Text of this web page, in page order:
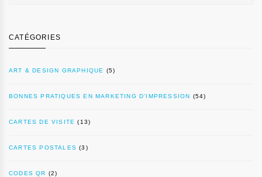
CATÉGORIES
ART & DESIGN GRAPHIQUE (5)
BONNES PRATIQUES EN MARKETING D’IMPRESSION (54)
CARTES DE VISITE (13)
CARTES POSTALES (3)
CODES QR (2)